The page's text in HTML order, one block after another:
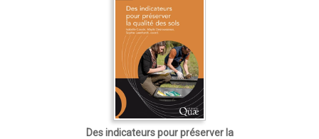
Des indicateurs pour préserver la